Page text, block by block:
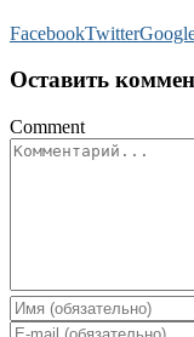
FacebookTwitter
Оставить
Comment